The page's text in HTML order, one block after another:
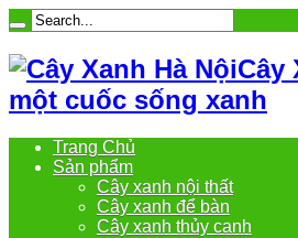
Cây
một cuốc sống xanh
Trang Chủ
Sản phẩm
Cây xanh nội thất
Cây xanh để bàn
Cây xanh thủy canh